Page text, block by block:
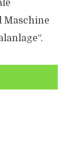
Maschine